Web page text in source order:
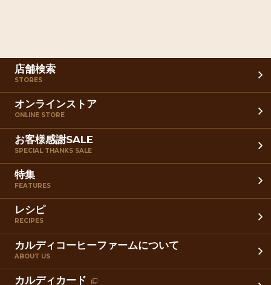
店舗検索
STORES
オンラインストア
ONLINE STORE
お客様感謝SALE
SPECIAL THANKS SALE
特集
FEATURES
レシピ
RECIPES
カルディコーヒーファームについて
ABOUT US
カルディカード